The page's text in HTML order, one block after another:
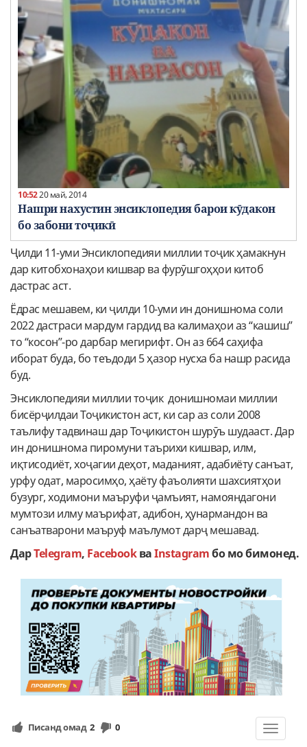
10:5220 май, 2014
Нашри нахустин энсиклопедия барои кӯдакон
бо забони тоҷикӣ
Ҷилди 11-уми Энсиклопедияи миллии тоҷик ҳамакнун
дар китобхонаҳои кишвар ва фурӯшгоҳҳои китоб
дастрас аст.
Ёдрас мешавем, ки ҷилди 10-уми ин донишнома соли
2022 дастраси мардум гардид ва калимаҳои аз “кашиш”
то “косон”-ро дарбар мегирифт. Он аз 664 саҳифа
иборат буда, бо теъдоди 5 ҳазор нусха ба нашр расида
буд.
Энсиклопедияи миллии тоҷик донишномаи миллии
бисёрҷилдаи Тоҷикистон аст, ки сар аз соли 2008
таълифу тадвинаш дар Тоҷикистон шурӯъ шудааст. Дар
ин донишнома пиромуни таърихи кишвар, илм,
иқтисодиёт, хоҷагии деҳот, маданият, адабиёту санъат,
урфу одат, маросимҳо, ҳаёту фаъолияти шахсиятҳои
бузург, ходимони маъруфи ҷамъият, намояндагони
мумтози илму маърифат, адибон, ҳунармандон ва
санъатварони маъруф маълумот дарҷ мешавад.
ДарTelegram, FacebookваInstagramбо мо бимонед.
Toggle
Писанд омад 2 0